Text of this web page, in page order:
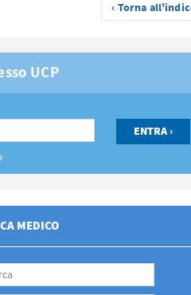
‹ Torna
UCP
MEDICO